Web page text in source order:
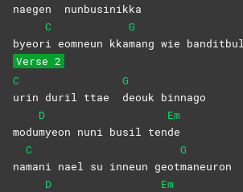
naegen nunbusinikka
byeor
C
i eomneun kka
G
mang wie
Verse 2
C
urin duril ttae
G
deouk binnago
modu
D
myeon nuni busil ten
Em
de
na
C
mani nael su inneun geot
G
maneuron
D
Em